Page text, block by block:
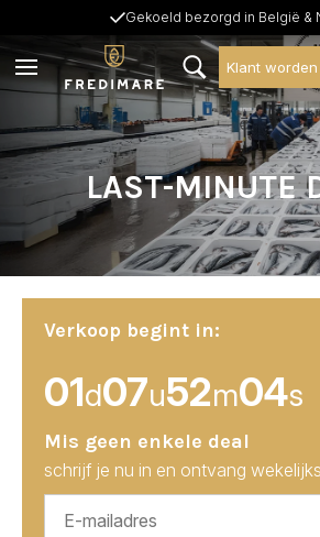
Gekoeld bezorgd in België &
Klant worden
LAST-MINUTE
Verkoop begint in:
01d07u52m02s
Mis geen enkele deal
schrijf je nu in en ontvang